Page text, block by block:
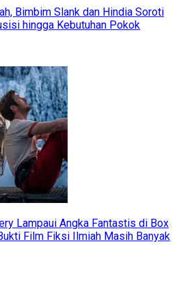
Bimbim Slank dan Hindia Soroti
hingga Kebutuhan Pokok
Lampaui Angka Fantastis di Box
Film Fiksi Ilmiah Masih Banyak